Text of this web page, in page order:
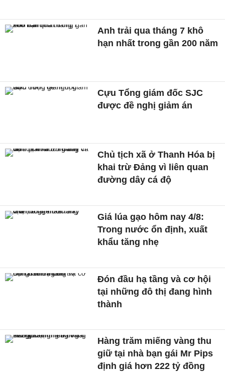
Anh trải qua tháng 7 khô
hạn nhất trong gần 200 năm
Cựu Tổng giám đốc SJC
được đề nghị giảm án
Chủ tịch xã ở Thanh Hóa bị
khai trừ Đảng vì liên quan
đường dây cá độ
Giá lúa gạo hôm nay 4/8:
Trong nước ổn định, xuất
khẩu tăng nhẹ
Đón đầu hạ tầng và cơ hội
tại những đô thị đang hình
thành
Hàng trăm miếng vàng thu
giữ tại nhà bạn gái Mr Pips
định giá hơn 222 tỷ đồng